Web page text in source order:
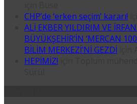
CHP’de ‘erken seçim’ kararı!
ALİ EKBER YILDIRIM VE
BÜYÜKŞEHİR’İN ‘MERCAN
BİLİM MERKEZİ’Nİ GEZDİ
HEPİMİZ!